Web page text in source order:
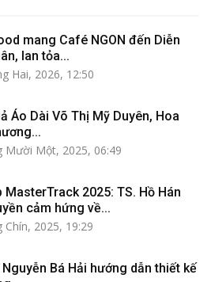
mang Café NGON đến Diễn
lan tỏa...
Hai, 2026, 12:50
Áo Dài Võ Thị Mỹ Duyên, Hoa
Mười Một, 2025, 06:49
MasterTrack 2025: TS. Hồ Hán
cảm hứng về...
Chín, 2025, 19:29
Bá Hải hướng dẫn thiết kế